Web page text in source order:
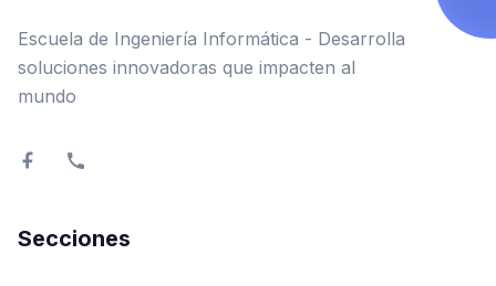
Escuela de Ingeniería Informática - Desarrolla
soluciones innovadoras que impacten al
mundo
Secciones